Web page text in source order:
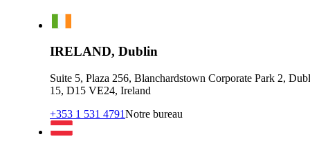
IRELAND, Dublin
Suite 5, Plaza 256, Blanchardstown Corporate Park 2,
15, D15 VE24, Ireland
+353 1 531 4791Notre bureau